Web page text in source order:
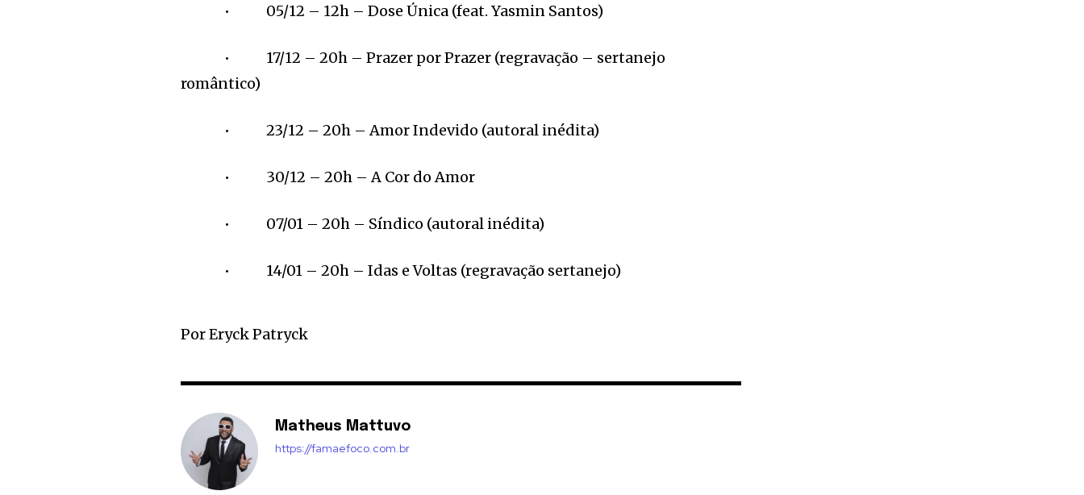
• 05/12 – 12h – Dose Única (feat. Yasmin Santos)
• 17/12 – 20h – Prazer por Prazer (regravação – sertanejo
romântico)
• 23/12 – 20h – Amor Indevido (autoral inédita)
• 30/12 – 20h – A Cor do Amor
• 07/01 – 20h – Síndico (autoral inédita)
• 14/01 – 20h – Idas e Voltas (regravação sertanejo)
Por Eryck Patryck
Matheus Mattuvo
https://famaefoco.com.br